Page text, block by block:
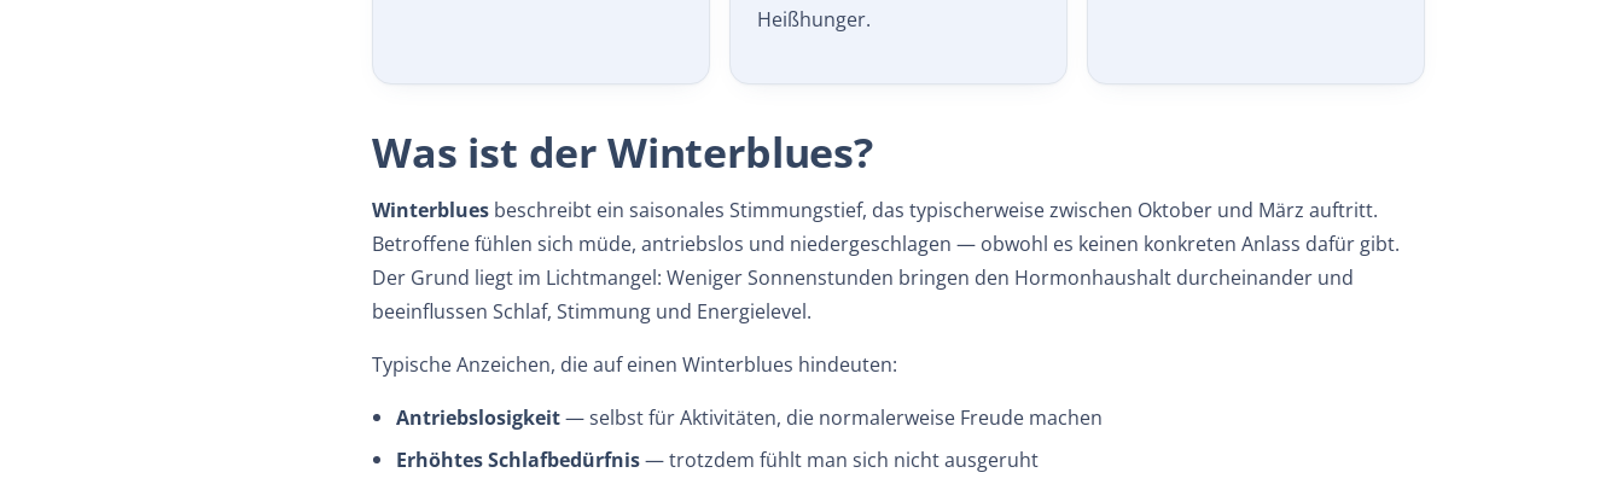
Heißhunger.
Was ist der Winterblues?
Winterblues beschreibt ein saisonales Stimmungstief, das typischerweise zwischen Oktober und März auftritt.
Betroffene fühlen sich müde, antriebslos und niedergeschlagen — obwohl es keinen konkreten Anlass dafür gibt.
Der Grund liegt im Lichtmangel: Weniger Sonnenstunden bringen den Hormonhaushalt durcheinander und
beeinflussen Schlaf, Stimmung und Energielevel.
Typische Anzeichen, die auf einen Winterblues hindeuten:
Antriebslosigkeit— selbst für Aktivitäten, die normalerweise Freude machen
Erhöhtes Schlafbedürfnis— trotzdem fühlt man sich nicht ausgeruht